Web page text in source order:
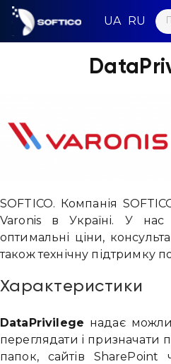
Skip
content
for:
SOFTICO. Компанія
Varonis в Україні. У
оптимальні ціни,
також технічну підтримку
Характеристики
DataPrivilege надає
переглядати і призначати
папок, сайтів SharePoint